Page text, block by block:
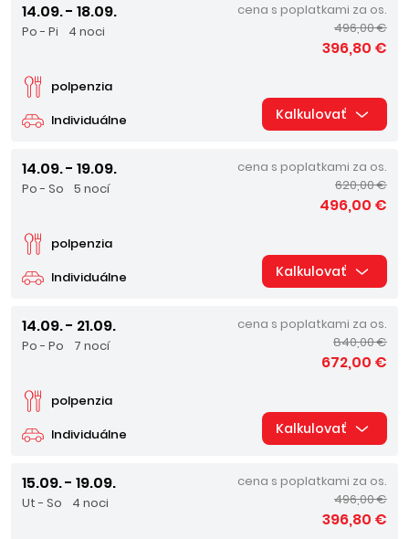
14.09. - 18.09.
Po - Pi 4 noci
Individuálne
polpenzia
cena s poplatkami za os.
496,00 €
396,80 €
Kalkulovať
14.09. - 19.09.
Po - So 5 nocí
Individuálne
polpenzia
cena s poplatkami za os.
620,00 €
496,00 €
Kalkulovať
14.09. - 21.09.
Po - Po 7 nocí
Individuálne
polpenzia
cena s poplatkami za os.
840,00 €
672,00 €
Kalkulovať
15.09. - 19.09.
Ut - So 4 noci
cena s poplatkami za os.
496,00 €
396,80 €